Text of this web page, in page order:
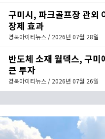
구미시, 파크골프장 관외
장제 효과
경북아이티뉴스 / 2026년 07월 28일
반도체 소재 월덱스, 구
큰 투자
경북아이티뉴스 / 2026년 07월 26일